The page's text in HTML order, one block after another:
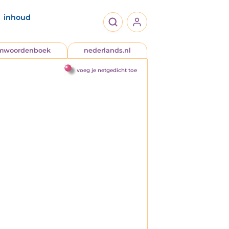
inhoud
nederlands.nl
voeg je netgedicht toe